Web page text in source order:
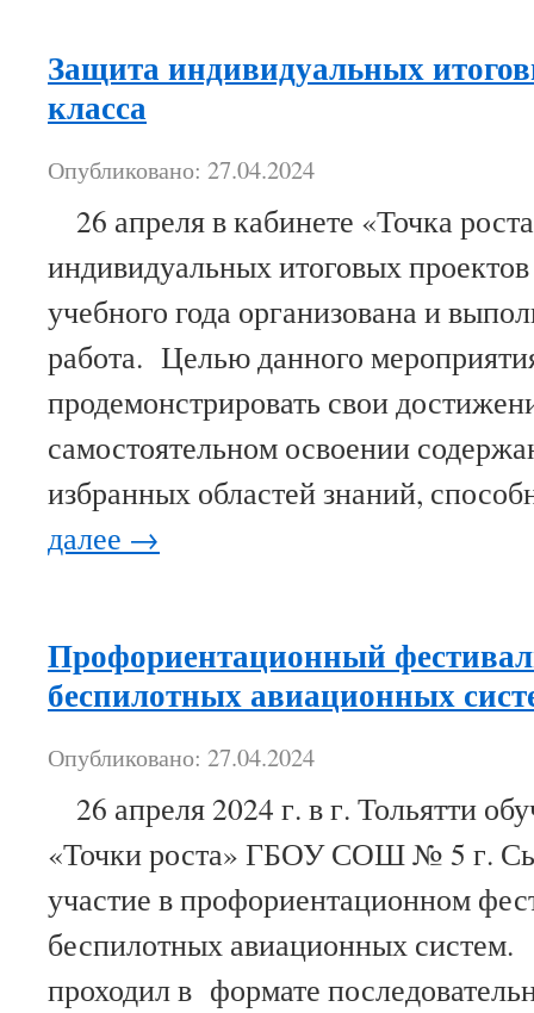
Защита индивидуальных
класса
Опубликовано: 27.04.2024
26 апреля в кабинете «Точка
индивидуальных итоговых
учебного года организована и
работа. Целью данного
продемонстрировать свои
самостоятельном освоении
избранных областей знаний,
далее →
Профориентационный
беспилотных авиационных
Опубликовано: 27.04.2024
26 апреля 2024 г. в г. Тольятти
«Точки роста» ГБОУ СОШ № 5 г.
участие в профориентационном
беспилотных авиационных
проходил в формате